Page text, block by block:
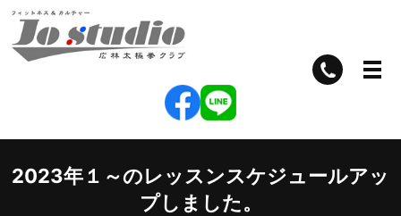
2023年１～のレッスンスケジュールアッ
プしました。